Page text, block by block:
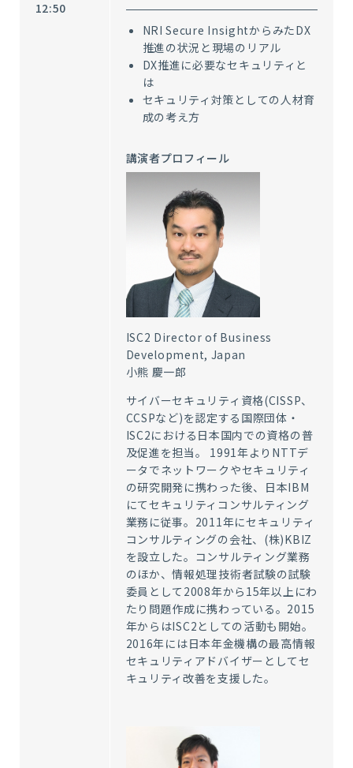
12:50
NRI Secure InsightからみたDX
推進の状況と現場のリアル
DX推進に必要なセキュリティと
は
セキュリティ対策としての人材育
成の考え方
講演者プロフィール
ISC2 Director of Business
Development, Japan
小熊 慶一郎
サイバーセキュリティ資格(CISSP、
CCSPなど)を認定する国際団体・
ISC2における日本国内での資格の普
及促進を担当。 1991年より NTTデ
ータでネットワークやセキュリティ
の研究開発に携わった後、日本IBM
にてセキュリティコンサルティング
業務に従事。 2011年にセキュリティ
コンサルティングの会社、 (株)KBIZ
を設立した。コンサルティング業務
のほか、情報処理技術者試験の試験
委員として 2008年から 15年以上にわ
たり問題作成に携わっている。 2015
年からはISC2 としての活動も開始。
2016年には日本年金機構の最高情報
セキュリティアドバイザーとしてセ
キュリティ改善を支援した。